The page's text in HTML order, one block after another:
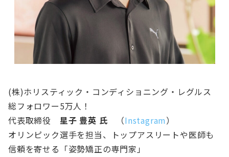
(株)ホリスティック・コンディショニング・レグルス
総フォロワー5万人！
代表取締役 星子 豊英 氏 （Instagram）
オリンピック選手を担当、トップアスリートや医師も
信頼を寄せる「姿勢矯正の専門家」